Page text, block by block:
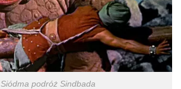
Siódma podróż Sindbada